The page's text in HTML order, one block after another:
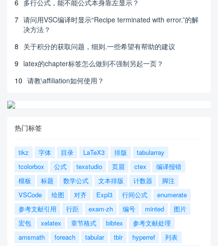
6 多行公式，能不能公式本身靠左显示？
7 请问用VSC编译时显示“Recipe terminated with error.”的解
决方法？
8 关于积分的获取问题，细则.一些希望有帮助的建议
9 latex的chapter标签怎么做到不强制另起一页？
10 请教\affiliation如何使用？
热门标签
tikz 字体 目录 LaTeX3 排版
tabularray
tcolorbox
公式 texstudio 页眉 ctex
编译报错
模板
标题 数学公式 文本排版 计数器
脚注
VSCode
绘图 对齐 Expl3 行间公式
enumerate
参考文献引用
行距 exam-zh 编号 minted
图片
宏包
xelatex 章节格式 bibtex
参考文献处理
amsmath
foreach tabular tblr hyperref
列表